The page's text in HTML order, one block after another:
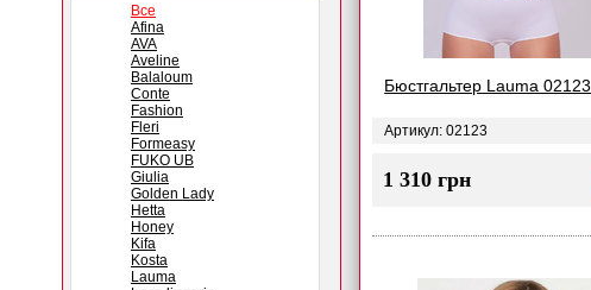
Все
Afina
AVA
Aveline
Balaloum
Conte
Fashion
Fleri
Formeasy
FUKO UB
Giulia
Golden Lady
Hetta
Honey
Kifa
Kosta
Lauma
Бюстгальтер Lauma 02123
Артикул: 02123
1 310 грн